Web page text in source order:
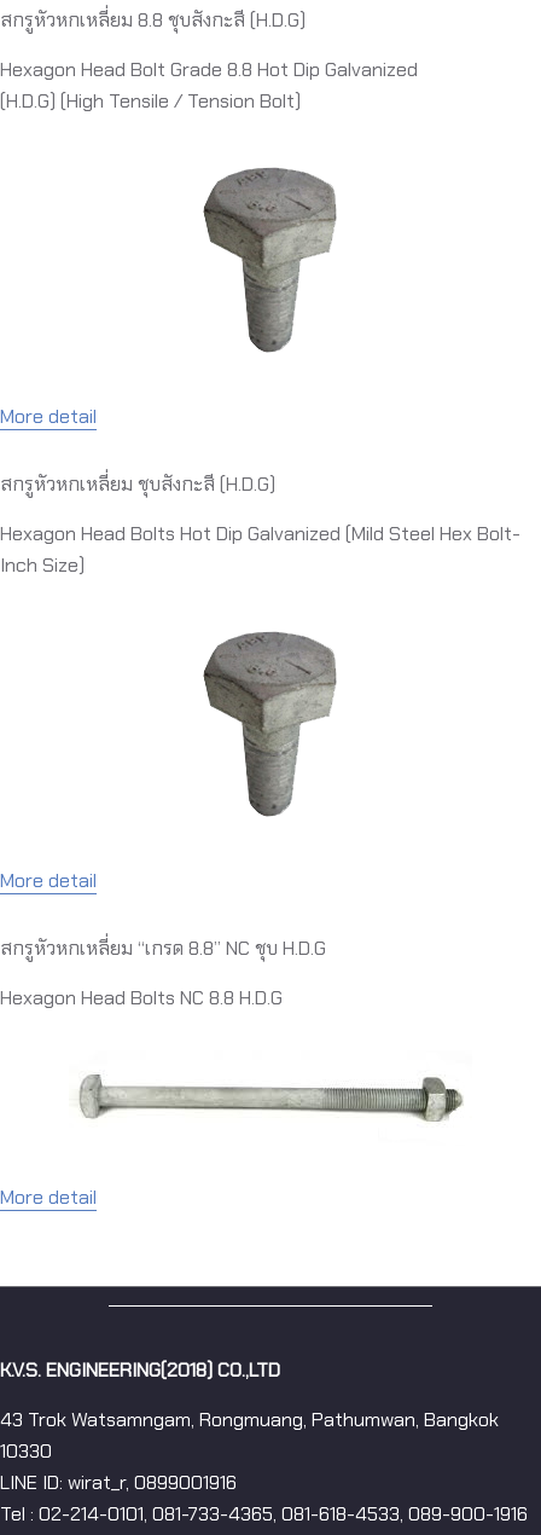
สกรูหัวหกเหลี่ยม 8.8 ชุบสังกะสี (H.D.G)
Hexagon Head Bolt Grade 8.8 Hot Dip Galvanized
(H.D.G) (High Tensile / Tension Bolt)
More detail
สกรูหัวหกเหลี่ยม ชุบสังกะสี (H.D.G)
Hexagon Head Bolts Hot Dip Galvanized (Mild Steel Hex Bolt-
Inch Size)
More detail
สกรูหัวหกเหลี่ยม “เกรด 8.8” NC ชุบ H.D.G
Hexagon Head Bolts NC 8.8 H.D.G
More detail
K.V.S. ENGINEERING(2018) CO.,LTD
43 Trok Watsamngam, Rongmuang, Pathumwan, Bangkok
10330
LINE ID: wirat_r, 0899001916
Tel : 02-214-0101, 081-733-4365, 081-618-4533, 089-900-1916